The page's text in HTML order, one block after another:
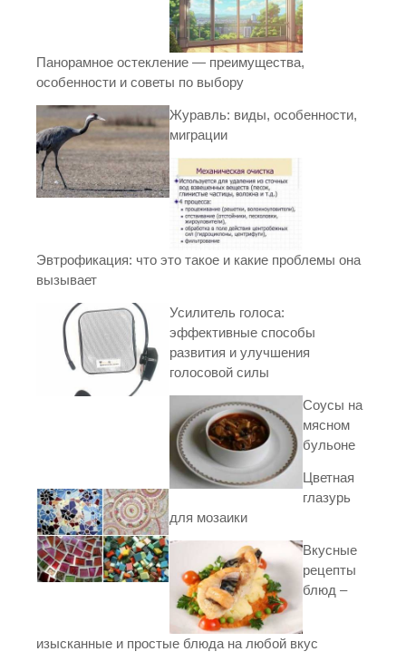
Панорамное остекление — преимущества,
особенности и советы по выбору
Журавль: виды, особенности,
миграции
Эвтрофикация: что это такое и какие проблемы она
вызывает
Усилитель голоса:
эффективные способы
развития и улучшения
голосовой силы
Соусы на
мясном
бульоне
Цветная
глазурь
для мозаики
Вкусные
рецепты
блюд –
изысканные и простые блюда на любой вкус